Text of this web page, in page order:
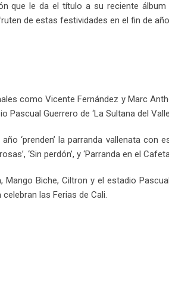
que le da el título a su reciente
de estas festividades en el fin de
como Vicente Fernández y Marc
Guerrero de ‘La Sultana del
‘prenden’ la parranda vallenata con
‘Sin perdón’, y ‘Parranda en el
Biche, Ciltron y el estadio
las Ferias de Cali.